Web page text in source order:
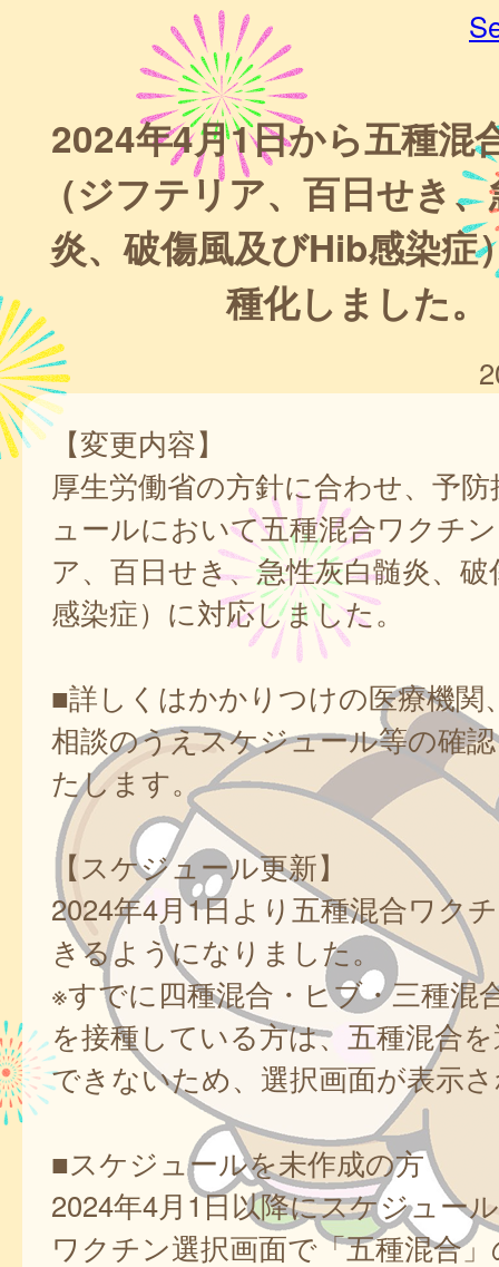
2024年4月1日から五種混
（ジフテリア、百日せき
炎、破傷風及びHib感染症
種化しました。
【変更内容】
厚生労働省の方針に合わせ、予
ュールにおいて五種混合ワクチ
ア、百日せき、急性灰白髄炎、
感染症）に対応しました。
■詳しくはかかりつけの医療機関
相談のうえスケジュール等の確
たします。
【スケジュール更新】
2024年4月1日より五種混合ワク
きるようになりました。
※すでに四種混合・ヒブ・三種混
を接種している方は、五種混合
できないため、選択画面が表示
■スケジュールを未作成の方
2024年4月1日以降にスケジュー
ワクチン選択画面で「五種混合